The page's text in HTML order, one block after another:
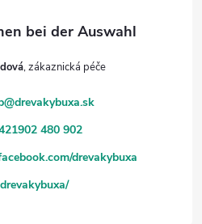
@drevakybuxa.sk
480 902
drevakybuxa
drevakybuxa/